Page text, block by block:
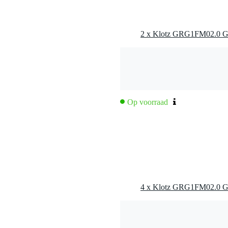
ETP koper)
Op voorraad